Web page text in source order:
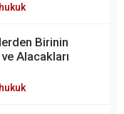
Birinin
Alacakları